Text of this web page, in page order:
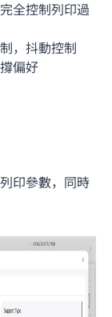
全控制列印過
，抖動控制
偏好
印參數，同時